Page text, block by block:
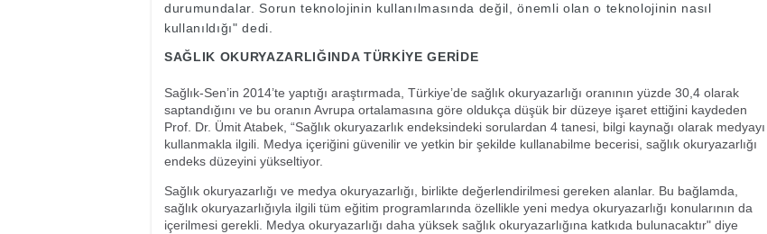
durumundalar. Sorun teknolojinin kullanılmasında değil, önemli olan o teknolojinin nasıl
kullanıldığı" dedi.
SAĞLIK OKURYAZARLIĞINDA TÜRKİYE GERİDE
Sağlık-Sen’in 2014’te yaptığı araştırmada, Türkiye’de sağlık okuryazarlığı oranının yüzde 30,4 olarak
saptandığını ve bu oranın Avrupa ortalamasına göre oldukça düşük bir düzeye işaret ettiğini kaydeden
Prof. Dr. Ümit Atabek, “Sağlık okuryazarlık endeksindeki sorulardan 4 tanesi, bilgi kaynağı olarak medyayı
kullanmakla ilgili. Medya içeriğini güvenilir ve yetkin bir şekilde kullanabilme becerisi, sağlık okuryazarlığı
endeks düzeyini yükseltiyor.
Sağlık okuryazarlığı ve medya okuryazarlığı, birlikte değerlendirilmesi gereken alanlar. Bu bağlamda,
sağlık okuryazarlığıyla ilgili tüm eğitim programlarında özellikle yeni medya okuryazarlığı konularının da
içerilmesi gerekli. Medya okuryazarlığı daha yüksek sağlık okuryazarlığına katkıda bulunacaktır" diye